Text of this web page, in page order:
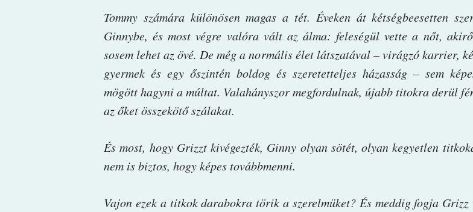
Tommy számára különösen magas a tét. Éveken át kétségbeesetten
Ginnybe, és most végre valóra vált az álma: feleségül vette a nőt,
sosem lehet az övé. De még a normális élet látszatával – virágzó karrier,
gyermek és egy őszintén boldog és szeretetteljes házasság – sem
mögött hagyni a múltat. Valahányszor megfordulnak, újabb titokra derül
az őket összekötő szálakat.
És most, hogy Grizzt kivégezték, Ginny olyan sötét, olyan kegyetlen
nem is biztos, hogy képes továbbmenni.
Vajon ezek a titkok darabokra törik a szerelmüket? És meddig fogja Grizz